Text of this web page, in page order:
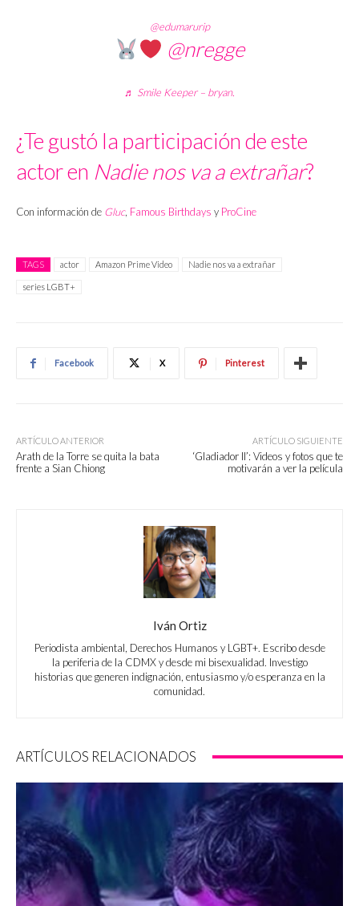
@edumarurip
@nregge
♬ Smile Keeper – bryan.
¿Te gustó la participación de este
actor en Nadie nos va a extrañar?
Con información de Gluc, Famous Birthdays y ProCine
TAGS actor Amazon Prime Video Nadie nos va a extrañar
series LGBT+
Facebook X Pinterest
ARTÍCULO ANTERIOR
Arath de la Torre se quita la bata
frente a Sian Chiong
ARTÍCULO SIGUIENTE
‘Gladiador II’: Videos y fotos que te
motivarán a ver la película
Iván Ortiz
Periodista ambiental, Derechos Humanos y LGBT+. Escribo desde
la periferia de la CDMX y desde mi bisexualidad. Investigo
historias que generen indignación, entusiasmo y/o esperanza en la
comunidad.
ARTÍCULOS RELACIONADOS